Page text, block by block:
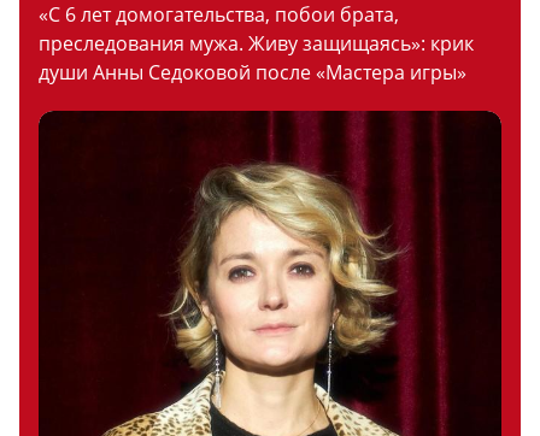
«С 6 лет домогательства, побои брата,
преследования мужа. Живу защищаясь»: крик
души Анны Седоковой после «Мастера игры»